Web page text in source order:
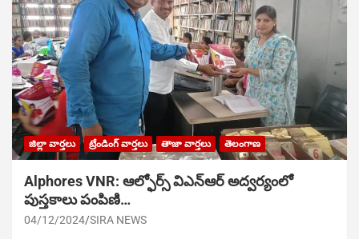
జిల్లా వార్తలు ట్రేండింగ్ వార్తలు తాజా వార్తలు తెలంగాణ
Alphores VNR: ఆల్ఫోర్స్ విఎన్ఆర్ అద్వర్యంలో
పుస్తకాలు పంపిణి…
04/12/2024 SIRA NEWS